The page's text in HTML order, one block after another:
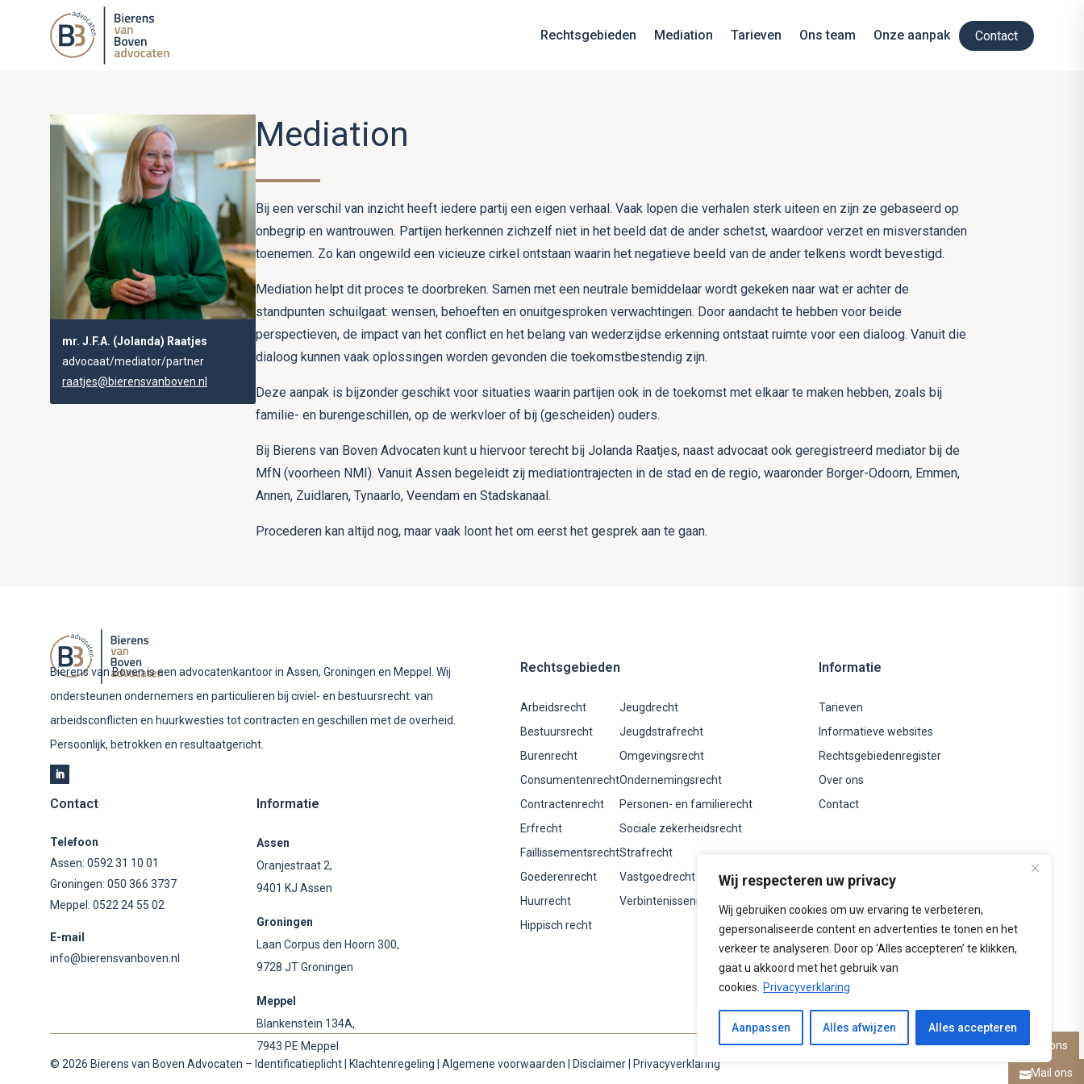
Wij respecteren uw privacy
Wij gebruiken cookies om uw ervaring te verbeteren,
gepersonaliseerde content en advertenties te tonen en het
verkeer te analyseren. Door op ‘Alles accepteren’ te klikken,
gaat u akkoord met het gebruik van
cookies.
Privacyverklaring
Aanpassen Alles afwijzen Alles accepteren
Rechtsgebieden Mediation Tarieven Ons team Onze aanpak Contact
mr. J.F.A. (Jolanda) Raatjes
advocaat/mediator/partner
raatjes@bierensvanboven.nl
Mediation
Bij een verschil van inzicht heeft iedere partij een eigen verhaal. Vaak lopen die verhalen sterk uiteen en zijn ze gebaseerd op
onbegrip en wantrouwen. Partijen herkennen zichzelf niet in het beeld dat de ander schetst, waardoor verzet en misverstanden
toenemen. Zo kan ongewild een vicieuze cirkel ontstaan waarin het negatieve beeld van de ander telkens wordt bevestigd.
Mediation helpt dit proces te doorbreken. Samen met een neutrale bemiddelaar wordt gekeken naar wat er achter de
standpunten schuilgaat: wensen, behoeften en onuitgesproken verwachtingen. Door aandacht te hebben voor beide
perspectieven, de impact van het conflict en het belang van wederzijdse erkenning ontstaat ruimte voor een dialoog. Vanuit die
dialoog kunnen vaak oplossingen worden gevonden die toekomstbestendig zijn.
Deze aanpak is bijzonder geschikt voor situaties waarin partijen ook in de toekomst met elkaar te maken hebben, zoals bij
familie- en burengeschillen, op de werkvloer of bij (gescheiden) ouders.
Bij Bierens van Boven Advocaten kunt u hiervoor terecht bij Jolanda Raatjes, naast advocaat ook geregistreerd mediator bij de
MfN (voorheen NMI). Vanuit Assen begeleidt zij mediationtrajecten in de stad en de regio, waaronder Borger-Odoorn, Emmen,
Annen, Zuidlaren, Tynaarlo, Veendam en Stadskanaal.
Procederen kan altijd nog, maar vaak loont het om eerst het gesprek aan te gaan.
Bierens van Boven is een advocatenkantoor in Assen, Groningen en Meppel. Wij
ondersteunen ondernemers en particulieren bij civiel- en bestuursrecht: van
arbeidsconflicten en huurkwesties tot contracten en geschillen met de overheid.
Persoonlijk, betrokken en resultaatgericht.
Contact
Telefoon
Assen: 0592 31 10 01
Groningen: 050 366 3737
Meppel: 0522 24 55 02
E-mail
info@bierensvanboven.nl
Informatie
Assen
Oranjestraat 2,
9401 KJ Assen
Groningen
Laan Corpus den Hoorn 300,
9728 JT Groningen
Meppel
Blankenstein 134A,
7943 PE Meppel
Rechtsgebieden
Arbeidsrecht
Bestuursrecht
Burenrecht
Consumentenrecht
Contractenrecht
Erfrecht
Faillissementsrecht
Goederenrecht
Huurrecht
Hippisch recht
Jeugdrecht
Jeugdstrafrecht
Omgevingsrecht
Ondernemingsrecht
Personen- en familierecht
Sociale zekerheidsrecht
Strafrecht
Vastgoedrecht
Verbintenissenrecht
Informatie
Tarieven
Informatieve websites
Rechtsgebiedenregister
Over ons
Contact
 Bel ons
Mail ons
© 2026 Bierens van Boven Advocaten – Identificatieplicht Klachtenregeling Algemene voorwaarden Disclaimer Privacyverklaring